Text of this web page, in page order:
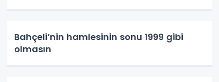
Bahçeli’nin hamlesinin sonu 1999 gibi
olmasın